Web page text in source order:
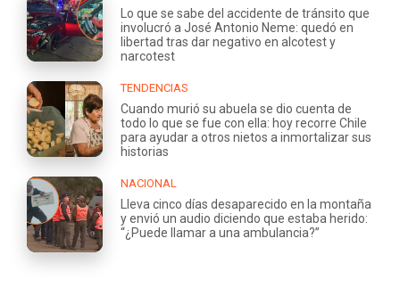
Lo que se sabe del accidente de tránsito que
involucró a José Antonio Neme: quedó en
libertad tras dar negativo en alcotest y
narcotest
TENDENCIAS
Cuando murió su abuela se dio cuenta de
todo lo que se fue con ella: hoy recorre Chile
para ayudar a otros nietos a inmortalizar sus
historias
NACIONAL
Lleva cinco días desaparecido en la montaña
y envió un audio diciendo que estaba herido:
“¿Puede llamar a una ambulancia?”